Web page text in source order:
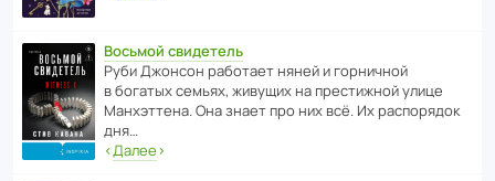
Восьмой свидетель
Руби Джонсон рабо­тает няней и горни­чной
в богатых семьях, живущих на прес­ти­жной улице
Манх­эт­тена. Она знает про них всё. Их распо­рядок
дня…
‹Далее›